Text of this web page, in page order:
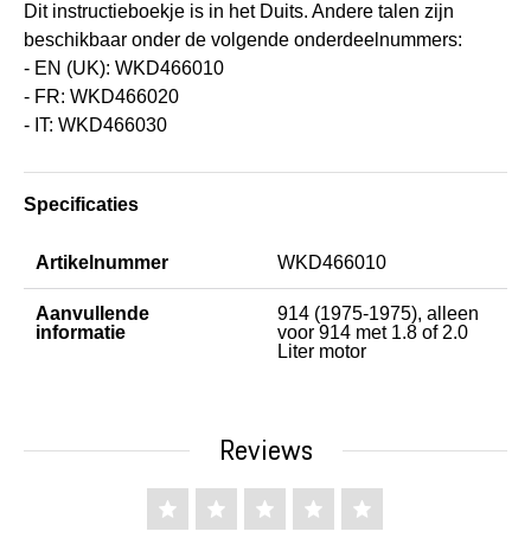
Dit instructieboekje is in het Duits. Andere talen zijn
beschikbaar onder de volgende onderdeelnummers:
- EN (UK): WKD466010
- FR: WKD466020
- IT: WKD466030
Specificaties
Artikelnummer WKD466010
Aanvullende
informatie
914 (1975-1975), alleen
voor 914 met 1.8 of 2.0
Liter motor
Reviews